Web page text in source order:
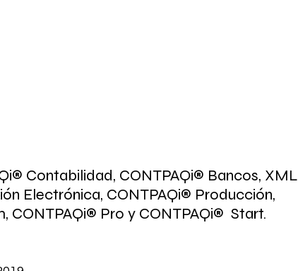
Contabilidad, CONTPAQi® Bancos, XML
Electrónica, CONTPAQi® Producción,
CONTPAQi® Pro y CONTPAQi®  Start.